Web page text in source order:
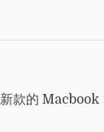
款的